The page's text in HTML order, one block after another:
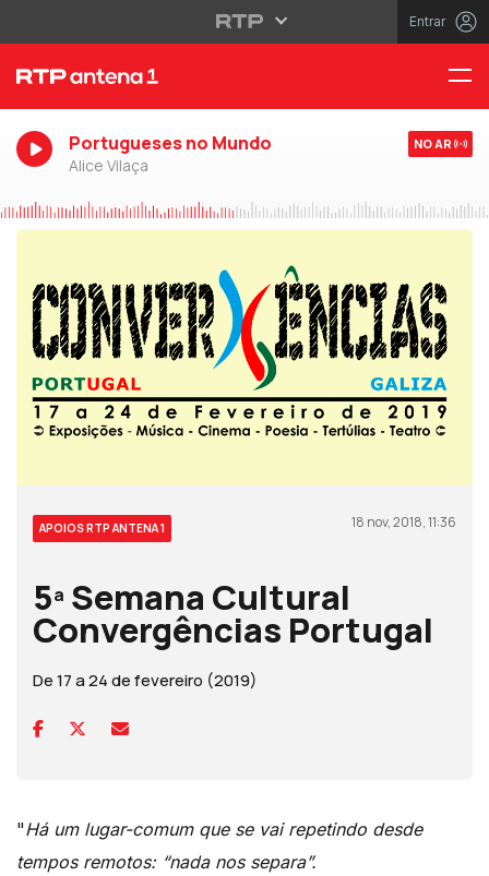
Entrar
Portugueses no Mundo
Alice Vilaça
NO AR
APOIOS RTP ANTENA 1 18 nov, 2018, 11:36
5ª Semana Cultural
Convergências Portugal
De 17 a 24 de fevereiro (2019)
"Há um lugar-comum que se vai repetindo desde
tempos remotos: “nada nos separa”.